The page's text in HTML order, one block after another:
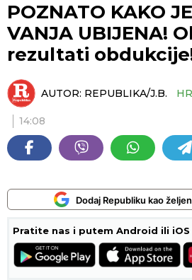
POZNATO KAKO
VANJA UBIJENA!
rezultati
AUTOR: REPUBLIKA/J.B.
14:08
Dodaj Republiku kao
Pratite nas i putem Android ili